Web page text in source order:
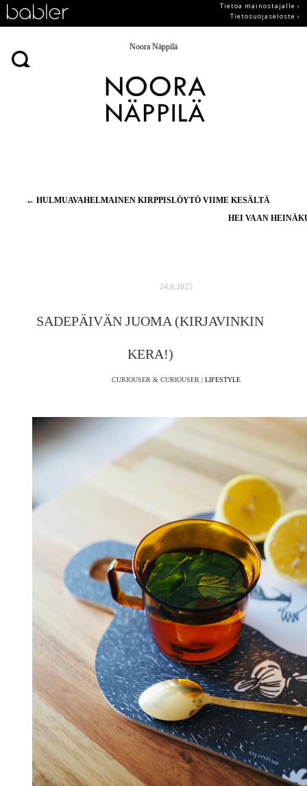
Tietoa mainostajalle ›
Tietosuojaseloste ›
Noora Näppilä
Artikkelien
← HULMUAVAHELMAINEN KIRPPISLÖYTÖ VIIME KESÄLTÄ
HEI VAAN
24.6.2025
SADEPÄIVÄN JUOMA (KIRJAVINKIN
KERA!)
CURIOUSER & CURIOUSER | LIFESTYLE